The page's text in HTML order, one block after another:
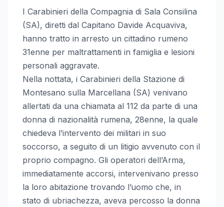
I Carabinieri della Compagnia di Sala Consilina
(SA), diretti dal Capitano Davide Acquaviva,
hanno tratto in arresto un cittadino rumeno
31enne per maltrattamenti in famiglia e lesioni
personali aggravate.
Nella nottata, i Carabinieri della Stazione di
Montesano sulla Marcellana (SA) venivano
allertati da una chiamata al 112 da parte di una
donna di nazionalità rumena, 28enne, la quale
chiedeva l’intervento dei militari in suo
soccorso, a seguito di un litigio avvenuto con il
proprio compagno. Gli operatori dell’Arma,
immediatamente accorsi, intervenivano presso
la loro abitazione trovando l’uomo che, in
stato di ubriachezza, aveva percosso la donna